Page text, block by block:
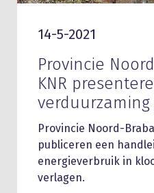
14-5-2021
Provincie
KNR
Provincie Noord-
publiceren een
energieverbruik in
verlagen.